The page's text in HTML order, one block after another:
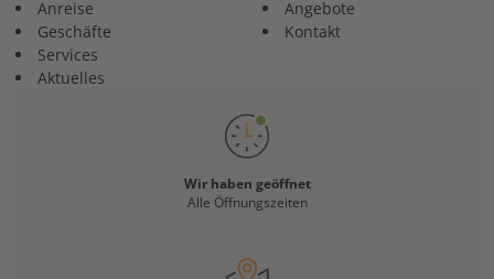
Anreise
Geschäfte
Services
Aktuelles
Angebote
Kontakt
Wir haben geöffnet
Alle Öffnungszeiten